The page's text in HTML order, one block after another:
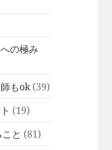
の極み
もok(39)
(19)
と (81)